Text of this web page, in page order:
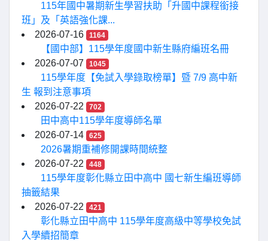
115年國中暑期新生學習扶助「升國中課程銜接
班」及「英語強化課...
2026-07-16
1164
【國中部】115學年度國中新生縣府編班名冊
2026-07-07
1045
115學年度【免試入學錄取榜單】暨 7/9 高中新
生 報到注意事項
2026-07-22
702
田中高中115學年度導師名單
2026-07-14
625
2026暑期重補修開課時間統整
2026-07-22
448
115學年度彰化縣立田中高中 國七新生編班導師
抽籤結果
2026-07-22
421
彰化縣立田中高中 115學年度高級中等學校免試
入學續招簡章